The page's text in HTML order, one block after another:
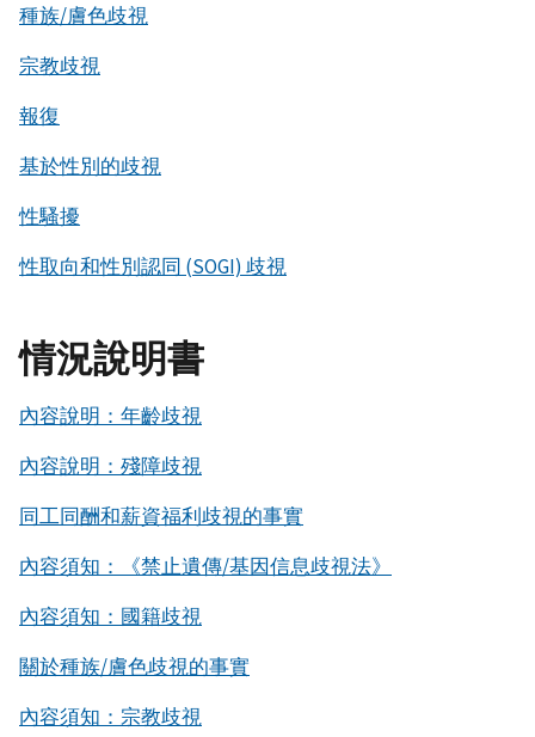
種族/膚色歧視
宗教歧視
報復
基於性別的歧視
性騷擾
性取向和性別認同 (SOGI) 歧視
情況說明書
內容說明：年齡歧視
內容說明：殘障歧視
同工同酬和薪資福利歧視的事實
內容須知：《禁止遺傳/基因信息歧視法》
內容須知：國籍歧視
關於種族/膚色歧視的事實
內容須知：宗教歧視